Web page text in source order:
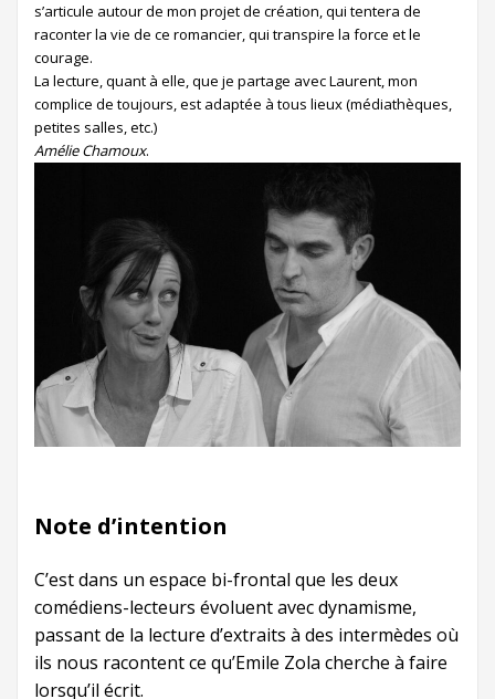
s’articule autour de mon projet de création, qui tentera de
raconter la vie de ce romancier, qui transpire la force et le
courage.
La lecture, quant à elle, que je partage avec Laurent, mon
complice de toujours, est adaptée à tous lieux (médiathèques,
petites salles, etc.)
Amélie Chamoux.
Note d’intention
C’est dans un espace bi-frontal que les deux
comédiens-lecteurs évoluent avec dynamisme,
passant de la lecture d’extraits à des intermèdes où
ils nous racontent ce qu’Emile Zola cherche à faire
lorsqu’il écrit.